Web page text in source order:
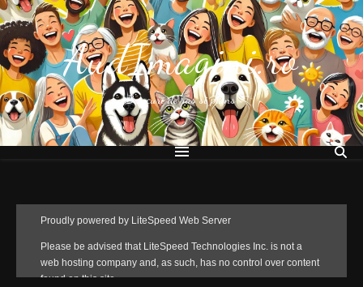
AudImagini.ro
Bancuri de ras si plans